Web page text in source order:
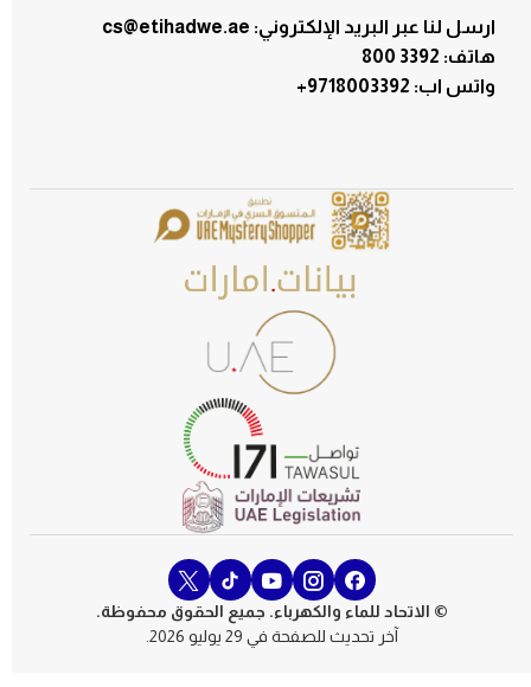
ارسل لنا عبر البريد الإلكتروني: cs@etihadwe.ae
هاتف: 3392 800
+9718003392 :واتس اب
© الاتحاد للماء والكهرباء. جميع الحقوق محفوظة.
آخر تحديث للصفحة في 29 يوليو 2026.